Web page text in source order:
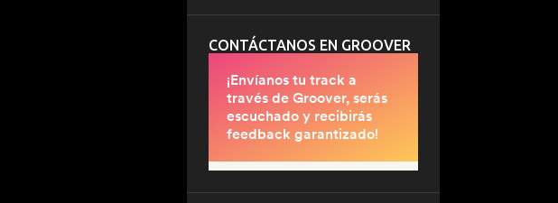
CONTÁCTANOS EN GROOVER